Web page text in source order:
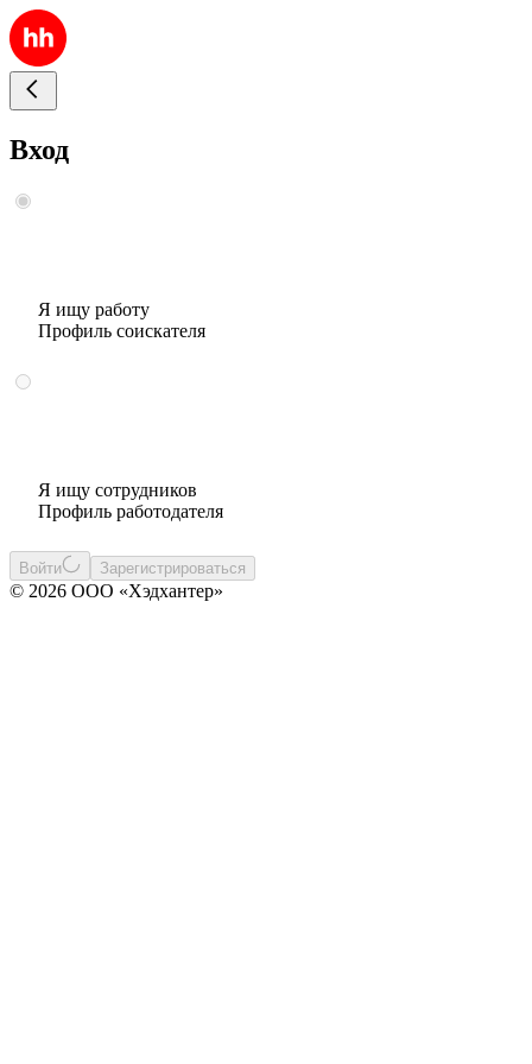
Вход
Я ищу работу
Профиль соискателя
Я ищу сотрудников
Профиль работодателя
Войти Зарегистрироваться
© 2026 ООО «Хэдхантер»